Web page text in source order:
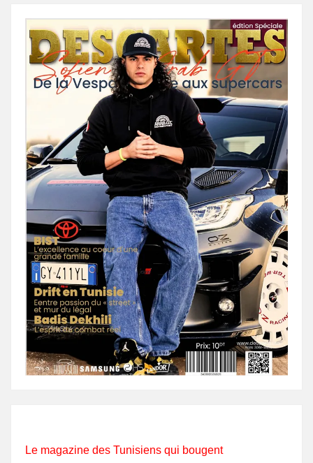
Le magazine des Tunisiens qui bougent